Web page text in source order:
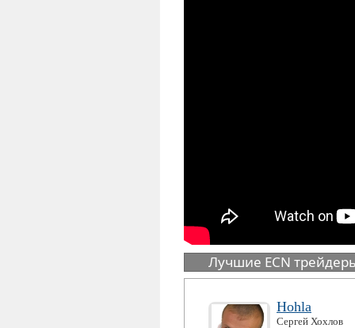
Лучшие ECN
Hohla
Сергей Хохлов